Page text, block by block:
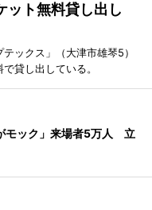
ット無料貸し出し
ックス」（大津市雄琴5）
貸し出している。
モック」来場者5万人 立